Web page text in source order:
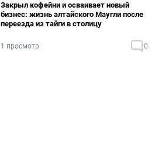
Закрыл кофейни и осваивает новый
бизнес: жизнь алтайского Маугли после
переезда из тайги в столицу
1 просмотр 0